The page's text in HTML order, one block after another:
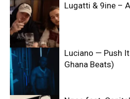
Lugatti & 9ine –
Luciano — Push
Ghana Beats)